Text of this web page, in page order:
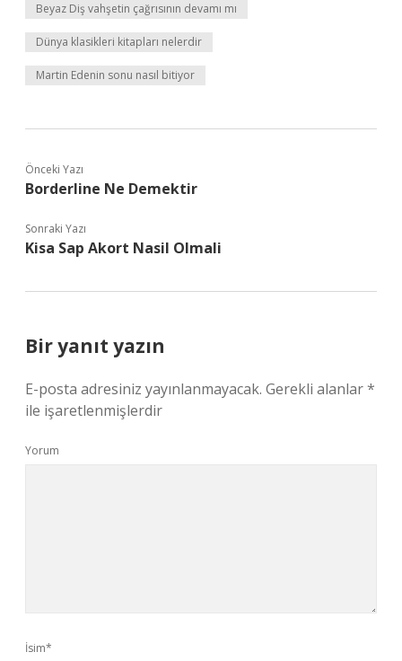
Beyaz Diş vahşetin çağrısının devamı mı
Dünya klasikleri kitapları nelerdir
Martin Edenin sonu nasıl bitiyor
Önceki Yazı
Borderline Ne Demektir
Sonraki Yazı
Kisa Sap Akort Nasil Olmali
Bir yanıt yazın
E-posta adresiniz yayınlanmayacak. Gerekli alanlar*
ile işaretlenmişlerdir
Yorum
İsim*